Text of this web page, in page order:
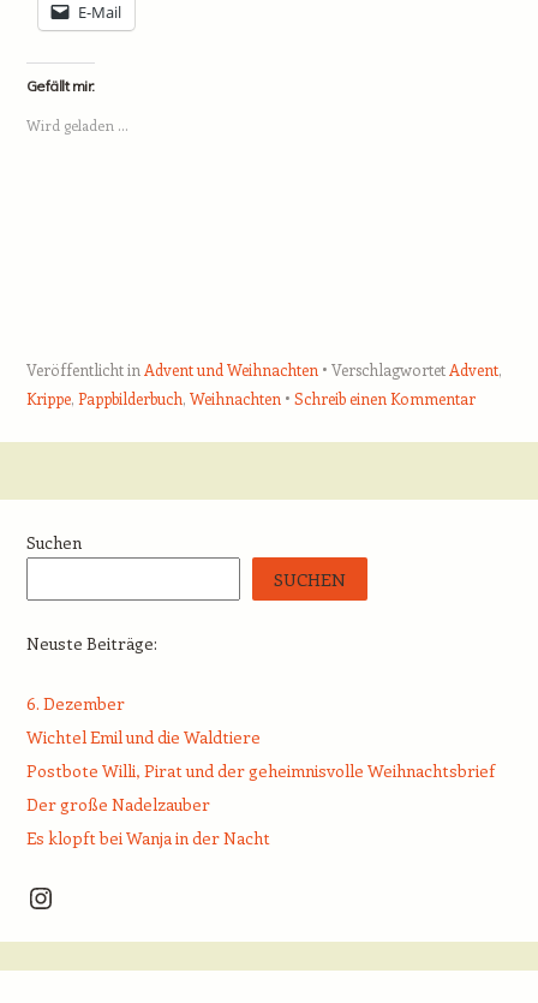
E-Mail
Gefällt mir:
Wird geladen …
Veröffentlicht in Advent und Weihnachten Verschlagwortet Advent,
Krippe, Pappbilderbuch, Weihnachten Schreib einen Kommentar
Suchen
SUCHEN
Neuste Beiträge:
6. Dezember
Wichtel Emil und die Waldtiere
Postbote Willi, Pirat und der geheimnisvolle Weihnachtsbrief
Der große Nadelzauber
Es klopft bei Wanja in der Nacht
Instagram